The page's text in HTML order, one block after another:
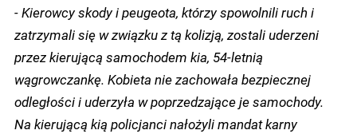
- Kierowcy skody i peugeota, którzy spowolnili ruch i
zatrzymali się w związku z tą kolizją, zostali uderzeni
przez kierującą samochodem kia, 54-letnią
wągrowczankę. Kobieta nie zachowała bezpiecznej
odległości i uderzyła w poprzedzające je samochody.
Na kierującą kią policjanci nałożyli mandat karny